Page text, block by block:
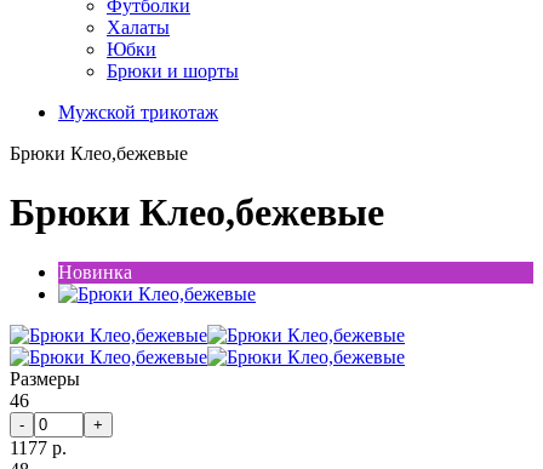
Футболки
Халаты
Юбки
Брюки и шорты
Мужской трикотаж
Брюки Клео,бежевые
Брюки Клео,бежевые
Новинка
Размеры
46
- +
1177 р.